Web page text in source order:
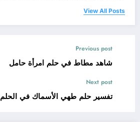
View All Posts
Previous post
شاهد مطاط في حلم امرأة حامل
Next post
تفسير حلم طهي الأسماك في الحلم